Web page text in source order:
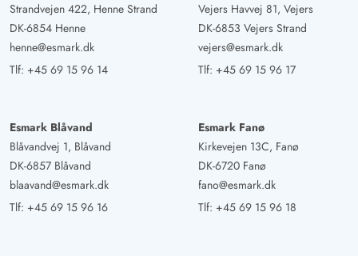
Strandvejen 422, Henne Strand
DK-6854 Henne
henne@esmark.dk
Tlf: +45 69 15 96 14
Vejers Havvej 81, Vejers
DK-6853 Vejers Strand
vejers@esmark.dk
Tlf: +45 69 15 96 17
Esmark Blåvand
Blåvandvej 1, Blåvand
DK-6857 Blåvand
blaavand@esmark.dk
Tlf: +45 69 15 96 16
Esmark Fanø
Kirkevejen 13C, Fanø
DK-6720 Fanø
fano@esmark.dk
Tlf: +45 69 15 96 18